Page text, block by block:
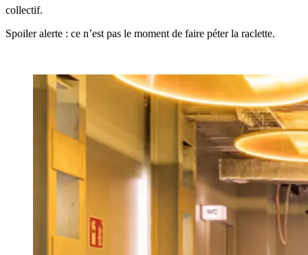
collectif.
Spoiler alerte : ce n’est pas le moment de faire péter la raclette.